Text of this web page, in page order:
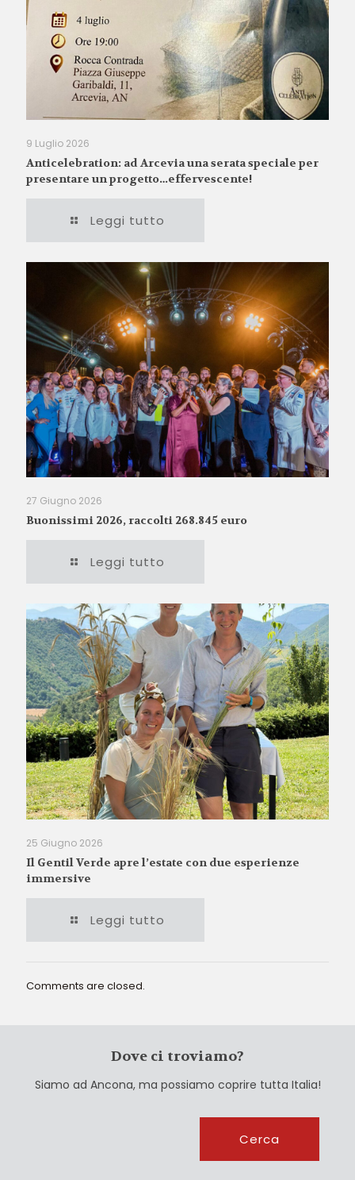
9 Luglio 2026
Anticelebration: ad Arcevia una serata speciale per
presentare un progetto…effervescente!
Leggi tutto
27 Giugno 2026
Buonissimi 2026, raccolti 268.845 euro
Leggi tutto
25 Giugno 2026
Il Gentil Verde apre l’estate con due esperienze
immersive
Leggi tutto
Comments are closed.
Dove ci troviamo?
Siamo ad Ancona, ma possiamo coprire tutta Italia!
Cerca